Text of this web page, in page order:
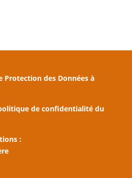
Protection des Données à
de confidentialité du
: